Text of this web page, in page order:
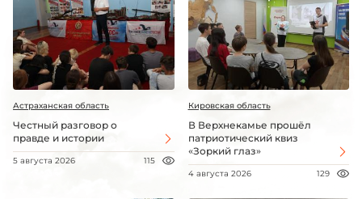
Астраханская область
Честный разговор о
правде и истории
5 августа 2026 115
Кировская область
В Верхнекамье прошёл
патриотический квиз
«Зоркий глаз»
4 августа 2026 129